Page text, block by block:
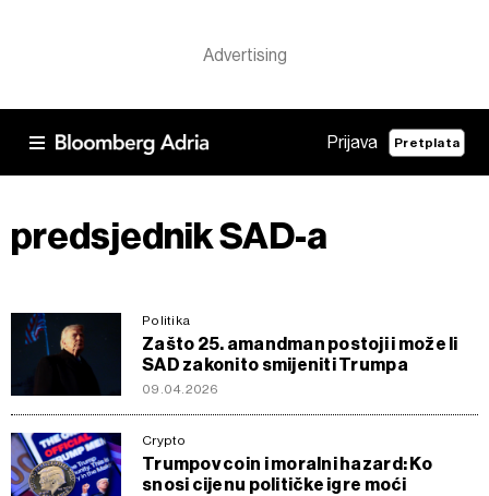
Prijava Pretplata
predsjednik SAD-a
Politika
Zašto 25. amandman postoji i može li
SAD zakonito smijeniti Trumpa
09.04.2026
Crypto
Trumpov coin i moralni hazard: Ko
snosi cijenu političke igre moći